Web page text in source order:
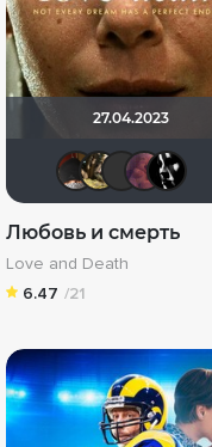
27.04.2023
Любовь и смерть
Love and Death
6.47 /21